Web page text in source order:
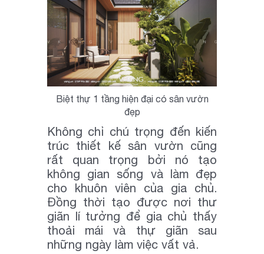
Biệt thự 1 tầng hiện đại có sân vườn
đẹp
Không chỉ chú trọng đến kiến
trúc thiết kế sân vườn cũng
rất quan trọng bởi nó tạo
không gian sống và làm đẹp
cho khuôn viên của gia chủ.
Đồng thời tạo được nơi thư
giãn lí tưởng để gia chủ thấy
thoải mái và thự giãn sau
những ngày làm việc vất vả.